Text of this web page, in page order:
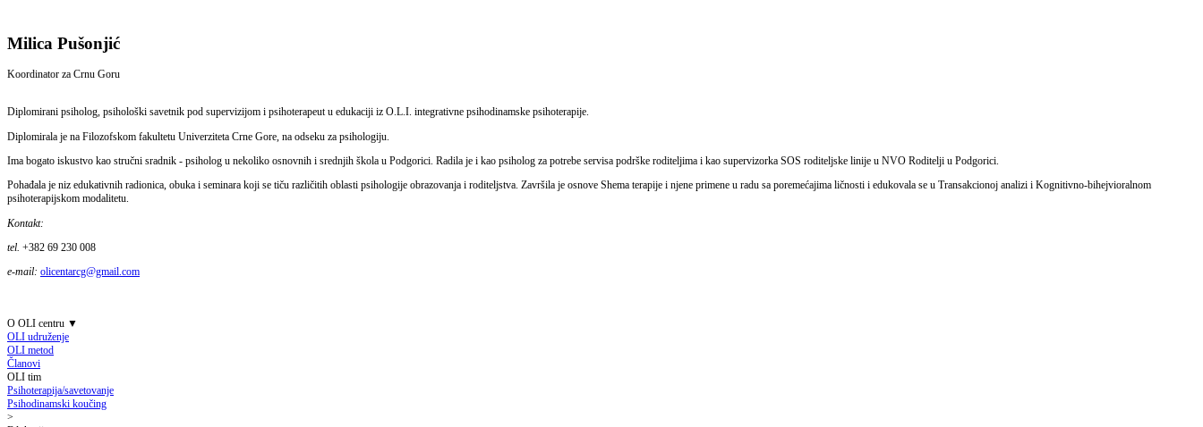
Milica Pušonjić
Koordinator za Crnu Goru
Diplomirani psiholog, psihološki savetnik pod supervizijom i psihoterapeut u edukaciji iz O.L.I. integrativne psihodinamske psihoterapije.
Diplomirala je na Filozofskom fakultetu Univerziteta Crne Gore, na odseku za psihologiju.
Ima bogato iskustvo kao stručni sradnik - psiholog u nekoliko osnovnih i srednjih škola u Podgorici. Radila je i kao psiholog za potrebe servisa podrške roditeljima i kao supervizorka SOS roditeljske linije u NVO Roditelji u Podgorici.
Pohađala je niz edukativnih radionica, obuka i seminara koji se tiču različitih oblasti psihologije obrazovanja i roditeljstva. Završila je osnove Shema terapije i njene primene u radu sa poremećajima ličnosti i edukovala se u Transakcionoj analizi i Kognitivno-bihejvioralnom
psihoterapijskom modalitetu.
Kontakt:
tel. +382 69 230 008
e-mail: olicentarcg@gmail.com
O OLI centru ▼
OLI udruženje
OLI metod
Članovi
OLI tim
>